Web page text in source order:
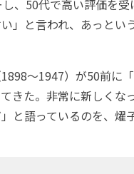
、50代で高い評価を受
い」と言われ、あっとい
～1947）が50前に
きた。非常に新しくな
と語っているのを、燿